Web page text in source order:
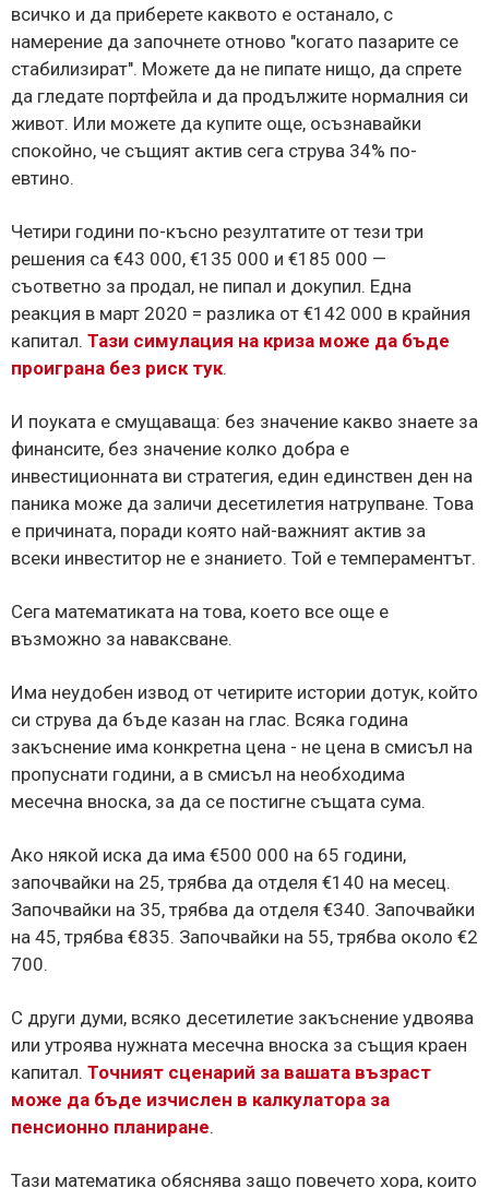
всичко и да приберете каквото е останало, с
намерение да започнете отново "когато пазарите се
стабилизират". Можете да не пипате нищо, да спрете
да гледате портфейла и да продължите нормалния си
живот. Или можете да купите още, осъзнавайки
спокойно, че същият актив сега струва 34% по-
евтино.
Четири години по-късно резултатите от тези три
решения са €43 000, €135 000 и €185 000 —
съответно за продал, не пипал и докупил. Една
реакция в март 2020 = разлика от €142 000 в крайния
капитал. Тази симулация на криза може да бъде
проиграна без риск тук.
И поуката е смущаваща: без значение какво знаете за
финансите, без значение колко добра е
инвестиционната ви стратегия, един единствен ден на
паника може да заличи десетилетия натрупване. Това
е причината, поради която най-важният актив за
всеки инвеститор не е знанието. Той е темпераментът.
Сега математиката на това, което все още е
възможно за наваксване.
Има неудобен извод от четирите истории дотук, който
си струва да бъде казан на глас. Всяка година
закъснение има конкретна цена - не цена в смисъл на
пропуснати години, а в смисъл на необходима
месечна вноска, за да се постигне същата сума.
Ако някой иска да има €500 000 на 65 години,
започвайки на 25, трябва да отделя €140 на месец.
Започвайки на 35, трябва да отделя €340. Започвайки
на 45, трябва €835. Започвайки на 55, трябва около €2
700.
С други думи, всяко десетилетие закъснение удвоява
или утроява нужната месечна вноска за същия краен
капитал. Точният сценарий за вашата възраст
може да бъде изчислен в калкулатора за
пенсионно планиране.
Тази математика обяснява защо повечето хора, които